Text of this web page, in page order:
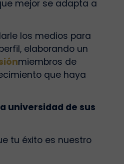
mejor se adapta a
los medios para
elaborando un
miembros de
que haya
universidad de sus
tu éxito es nuestro